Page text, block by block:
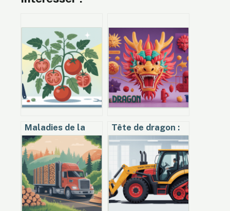
Maladies de la
tomate en photos
: guide visuel pour
identifier et agir
Tête de dragon :
significations,
usages et idées
créatives